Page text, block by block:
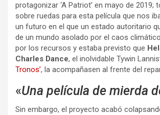
protagonizar ‘A Patriot’ en mayo de 2019;
sobre ruedas para esta película que nos
un futuro en el que un estado autoritario
de un mundo asolado por el caos
por los recursos y estaba previsto que
Charles Dance, el inolvidable Tywin
Tronos’, la acompañasen al frente del
«Una película de mierda
Sin embargo, el proyecto acabó